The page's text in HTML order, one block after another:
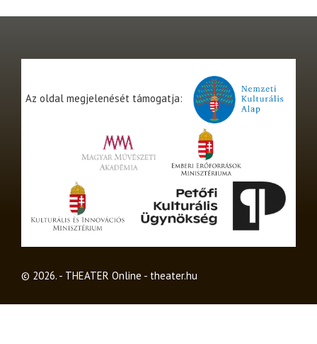
Az oldal megjelenését támogatja:
© 2026. - THEATER Online - theater.hu